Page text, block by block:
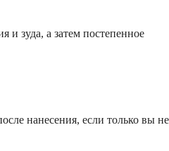
и зуда, а затем постепенное
нанесения, если только вы не